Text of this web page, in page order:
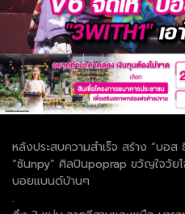
หลังประสบความสำเร็จ สร้าง “บอ
“ซันnpy” ศิลปินpoprap ขวัญใจวัย
บอยแบนด์บ้านๆ
.